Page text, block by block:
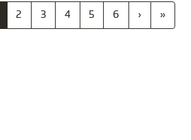
2 3 4 5 6 › »